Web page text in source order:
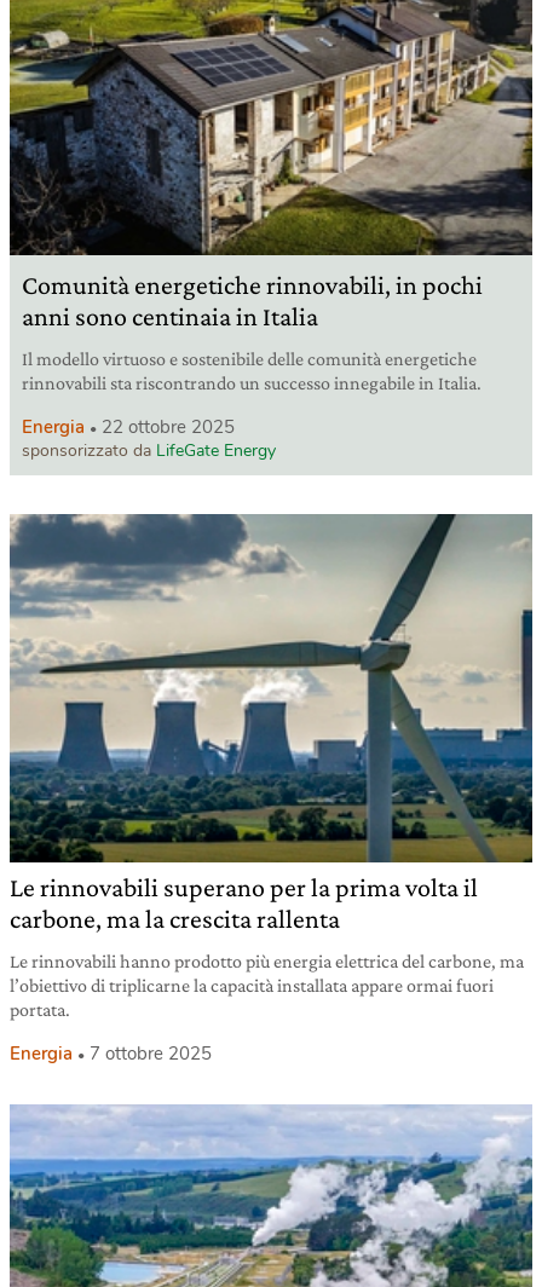
Comunità energetiche rinnovabili, in pochi
anni sono centinaia in Italia
Il modello virtuoso e sostenibile delle comunità energetiche
rinnovabili sta riscontrando un successo innegabile in Italia.
Energia 22 ottobre 2025
sponsorizzato da LifeGate Energy
Le rinnovabili superano per la prima volta il
carbone, ma la crescita rallenta
Le rinnovabili hanno prodotto più energia elettrica del carbone, ma
l’obiettivo di triplicarne la capacità installata appare ormai fuori
portata.
Energia 7 ottobre 2025